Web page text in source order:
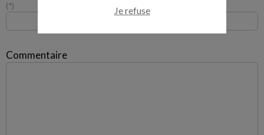
*
Commentaire
Je refuse